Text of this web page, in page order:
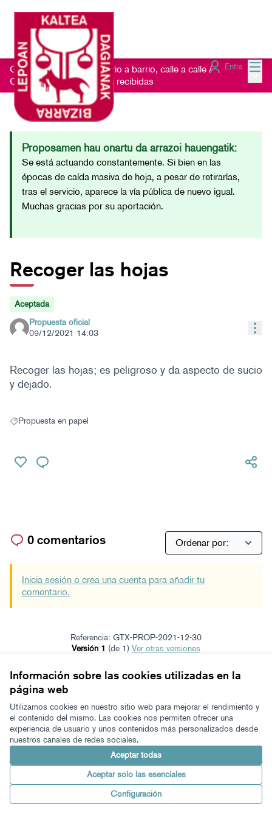
Información sobre las cookies utilizadas en la
página web
Utilizamos cookies en nuestro sitio web para mejorar el rendimiento y
el contenido del mismo. Las cookies nos permiten ofrecer una
experiencia de usuario y unos contenidos más personalizados desde
nuestros canales de redes sociales.
Aceptar todas
Aceptar solo las esenciales
Configuración
Entra
Getxo Txukun 2021 - Barrio a barrio, calle a calle /
Consulta las Sugerencias recibidas
Proposamen hau onartu da arrazoi hauengatik:
Se está actuando constantemente. Si bien en las
épocas de caída masiva de hoja, a pesar de retirarlas,
tras el servicio, aparece la vía pública de nuevo igual.
Muchas gracias por su aportación.
Recoger las hojas
Aceptada
Propuesta oficial
09/12/2021 14:03
Recoger las hojas; es peligroso y da aspecto de sucio
y dejado.
Resultados al filtrar por: Propuesta en papel
Propuesta en papel
0 comentarios
Inicia sesión o crea una cuenta para añadir tu
comentario.
Referencia: GTX-PROP-2021-12-30
Versión 1 (de 1)
ver otras versiones
Términos y condiciones de uso
Configuración de cookies
Zeugaz en X
(Enlace externo)
Zeugaz en Facebook
(Enlace externo)
Zeugaz en Instagram
(Enlace externo)
Zeugaz en YouTube
(Enlace externo)
Zeugaz en GitHub
(Enlace externo)
Castellano
Aukeratu hizkuntzaElegir el idioma
Made with ❤️ Web creada con software libre.
Con
(Enlace